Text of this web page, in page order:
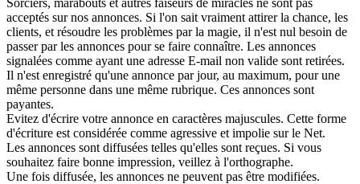
Sorciers, marabouts et autres faiseurs de miracles ne sont pas
acceptés sur nos annonces. Si l'on sait vraiment attirer la chance, les
clients, et résoudre les problèmes par la magie, il n'est nul besoin de
passer par les annonces pour se faire connaître. Les annonces
signalées comme ayant une adresse E-mail non valide sont retirées.
Il n'est enregistré qu'une annonce par jour, au maximum, pour une
même personne dans une même rubrique. Ces annonces sont
payantes.
Evitez d'écrire votre annonce en caractères majuscules. Cette forme
d'écriture est considérée comme agressive et impolie sur le Net.
Les annonces sont diffusées telles qu'elles sont reçues. Si vous
souhaitez faire bonne impression, veillez à l'orthographe.
Une fois diffusée, les annonces ne peuvent pas être modifiées.